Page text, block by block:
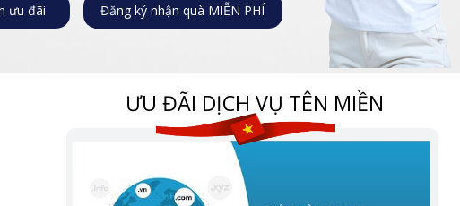
ưu đãi Đăng ký nhận quà MIỄN PHÍ
ƯU ĐÃI DỊCH VỤ TÊN MIỀN